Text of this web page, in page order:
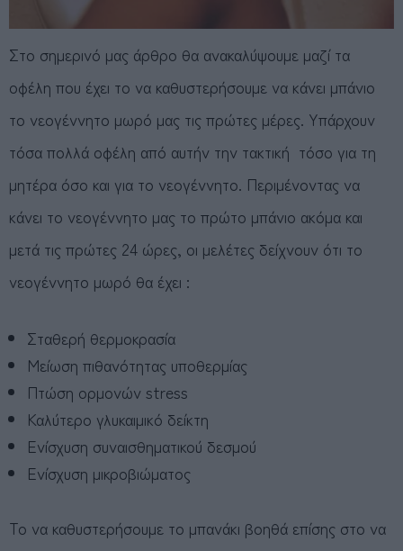
Στο σημερινό μας άρθρο θα ανακαλύψουμε μαζί τα
οφέλη που έχει το να καθυστερήσουμε να κάνει μπάνιο
το νεογέννητο μωρό μας τις πρώτες μέρες. Υπάρχουν
τόσα πολλά οφέλη από αυτήν την τακτική τόσο για τη
μητέρα όσο και για το νεογέννητο. Περιμένοντας να
κάνει το νεογέννητο μας το πρώτο μπάνιο ακόμα και
μετά τις πρώτες 24 ώρες, οι μελέτες δείχνουν ότι το
νεογέννητο μωρό θα έχει :
Σταθερή θερμοκρασία
Μείωση πιθανότητας υποθερμίας
Πτώση ορμονών stress
Καλύτερο γλυκαιμικό δείκτη
Ενίσχυση συναισθηματικού δεσμού
Ενίσχυση μικροβιώματος
Το να καθυστερήσουμε το μπανάκι βοηθά επίσης στο να